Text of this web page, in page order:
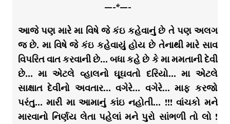
—-*—-
આજે પણ મારે મા વિષે જે કંઇ કહેવાનું છે તે પણ અલગ
જ છે. મા વિષે જે કંઇ કહેવાયું હોય છે તેનાથી મારે સાવ
વિપરિત વાત કરવાની છે… બધા કહે છે કે મા મમતાની દેવી
છે… મા એટલે વ્હાલનો ઘૂઘવતો દરિયો… મા એટલે
સાક્ષાત દેવીનો અવતાર… વગેરે… વગેરે… માફ કરજો
પરંતુ… મારી મા આમાનું કાંઇ નહોતી… !!! વાંચકો મને
મારવાનો નિર્ણય લેતા પહેલાં મને પુરો સાંભળી તો લો !